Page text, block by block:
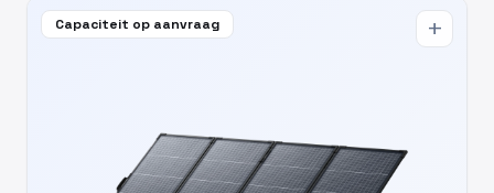
Capaciteit op aanvraag add